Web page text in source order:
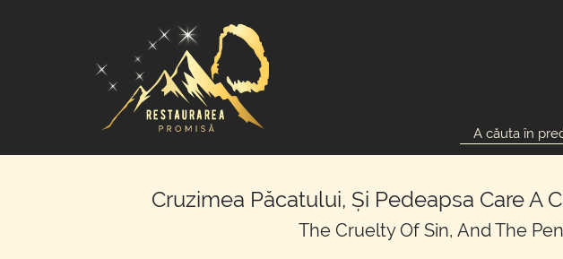
Cruzimea Păcatului, Și Pedeapsa Care A
The Cruelty Of Sin, And The